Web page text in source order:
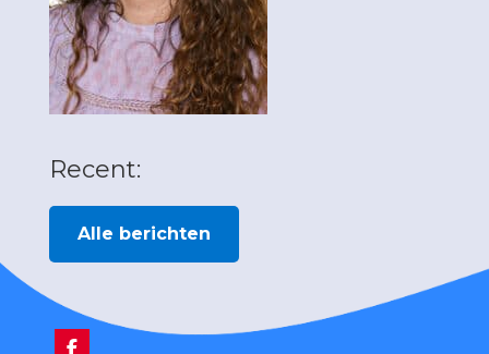
Recent:
Alle berichten